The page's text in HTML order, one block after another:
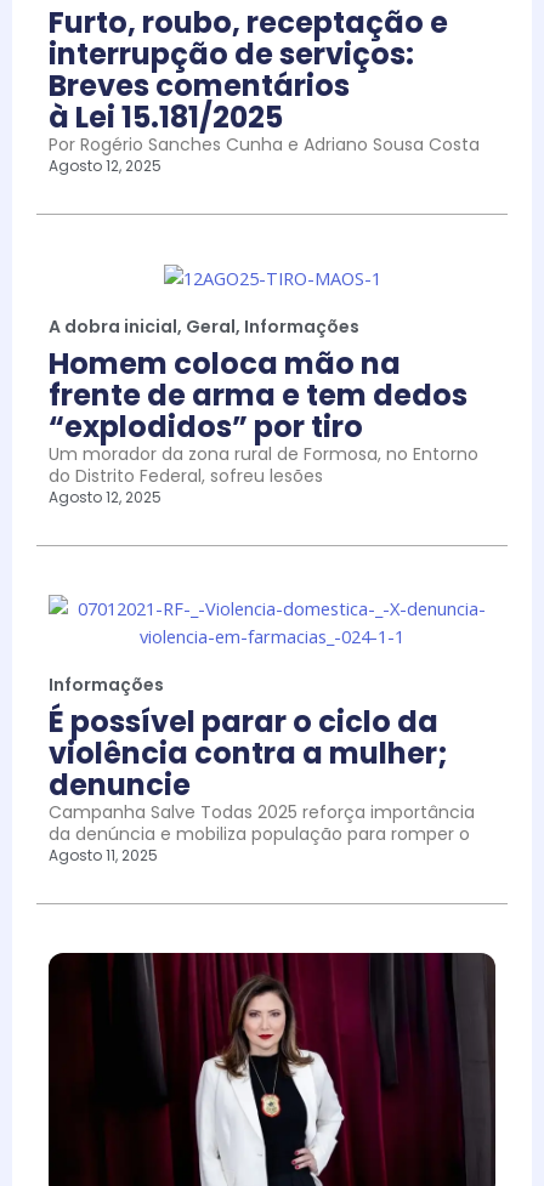
Furto, roubo, receptação e
interrupção de serviços:
Breves comentários
à Lei 15.181/2025
Por Rogério Sanches Cunha e Adriano Sousa Costa
Agosto 12, 2025
A dobra inicial, Geral, Informações
Homem coloca mão na
frente de arma e tem dedos
“explodidos” por tiro
Um morador da zona rural de Formosa, no Entorno
do Distrito Federal, sofreu lesões
Agosto 12, 2025
Informações
É possível parar o ciclo da
violência contra a mulher;
denuncie
Campanha Salve Todas 2025 reforça importância
da denúncia e mobiliza população para romper o
Agosto 11, 2025